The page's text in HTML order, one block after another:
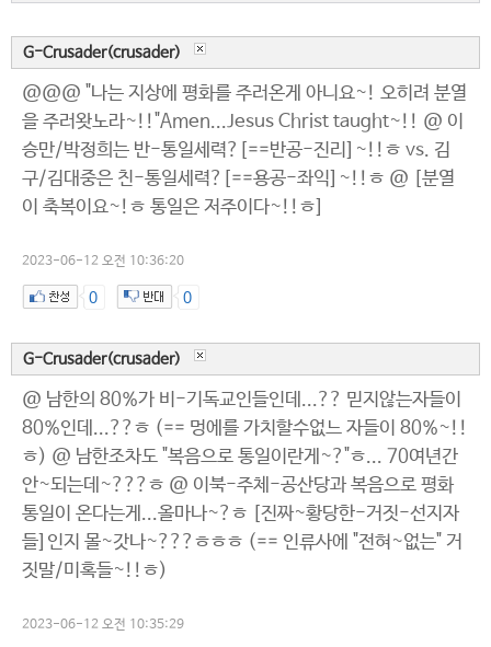
G-Crusader(crusader)
@@@ "나는 지상에 평화를 주러온게 아니요~! 오히려 분열
을 주러왓노라~!!"Amen...Jesus Christ taught~!! @ 이
승만/박정희는 반-통일세력?[==반공-진리]~!!ㅎ vs. 김
구/김대중은 친-통일세력?[==용공-좌익]~!!ㅎ @ [분열
이 축복이요~!ㅎ 통일은 저주이다~!!ㅎ]
2023-06-12 오전 10:36:20
0 0
G-Crusader(crusader)
@ 남한의 80%가 비-기독교인들인데...?? 믿지않는자들이
80%인데...??ㅎ (== 멍에를 가치할수없느 자들이 80%~!!
ㅎ) @ 남한조차도 "복음으로 통일이란게~?"ㅎ... 70여년간
안~되는데~???ㅎ @ 이북-주체-공산당과 복음으로 평화
통일이 온다는게...올마나~?ㅎ [진짜~황당한-거짓-선지자
들]인지 몰~갓나~???ㅎㅎㅎ (== 인류사에 "전혀~없는" 거
짓말/미혹들~!!ㅎ)
2023-06-12 오전 10:35:29